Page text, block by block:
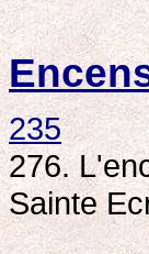
235
276.
Sainte